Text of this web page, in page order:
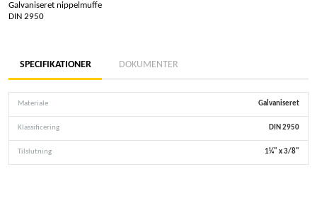
Galvaniseret nippelmuffe
DIN 2950
SPECIFIKATIONER DOKUMENTER
Materiale Galvaniseret
Klassificering DIN 2950
Tilslutning 1¼" x 3/8"